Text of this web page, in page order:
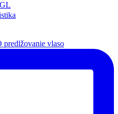
vlaso